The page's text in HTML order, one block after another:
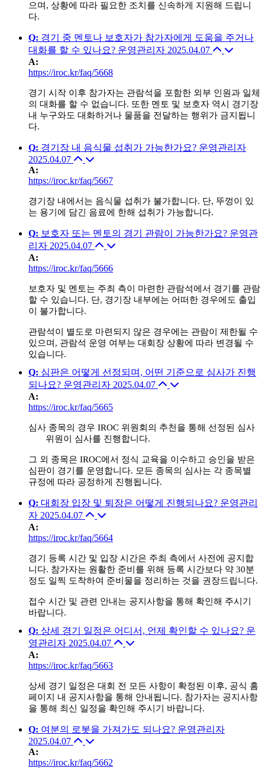
으며, 상황에 따라 필요한 조치를 신속하게 지원해 드립니
다.
Q: 경기 중 멘토나 보호자가 참가자에게 도움을 주거나
대화를 할 수 있나요? 운영관리자 2025.04.07
A:
https://iroc.kr/faq/5668
경기 시작 이후 참가자는 관람석을 포함한 외부 인원과 일체
의 대화를 할 수 없습니다. 또한 멘토 및 보호자 역시 경기장
내 누구와도 대화하거나 물품을 전달하는 행위가 금지됩니
다.
Q: 경기장 내 음식물 섭취가 가능한가요? 운영관리자
2025.04.07
A:
https://iroc.kr/faq/5667
경기장 내에서는 음식물 섭취가 불가합니다. 단, 뚜껑이 있
는 용기에 담긴 음료에 한해 섭취가 가능합니다.
Q: 보호자 또는 멘토의 경기 관람이 가능한가요? 운영관
리자 2025.04.07
A:
https://iroc.kr/faq/5666
보호자 및 멘토는 주최 측이 마련한 관람석에서 경기를 관람
할 수 있습니다. 단, 경기장 내부에는 어떠한 경우에도 출입
이 불가합니다.
관람석이 별도로 마련되지 않은 경우에는 관람이 제한될 수
있으며, 관람석 운영 여부는 대회장 상황에 따라 변경될 수
있습니다.
Q: 심판은 어떻게 선정되며, 어떤 기준으로 심사가 진행
되나요? 운영관리자 2025.04.07
A:
https://iroc.kr/faq/5665
심사 종목의 경우 IROC 위원회의 추천을 통해 선정된 심사
위원이 심사를 진행합니다.
그 외 종목은 IROC에서 정식 교육을 이수하고 승인을 받은
심판이 경기를 운영합니다. 모든 종목의 심사는 각 종목별
규정에 따라 공정하게 진행됩니다.
Q: 대회장 입장 및 퇴장은 어떻게 진행되나요? 운영관리
자 2025.04.07
A:
https://iroc.kr/faq/5664
경기 등록 시간 및 입장 시간은 주최 측에서 사전에 공지합
니다. 참가자는 원활한 준비를 위해 등록 시간보다 약 30분
정도 일찍 도착하여 준비물을 정리하는 것을 권장드립니다.
접수 시간 및 관련 안내는 공지사항을 통해 확인해 주시기
바랍니다.
Q: 상세 경기 일정은 어디서, 언제 확인할 수 있나요? 운
영관리자 2025.04.07
A:
https://iroc.kr/faq/5663
상세 경기 일정은 대회 전 모든 사항이 확정된 이후, 공식 홈
페이지 내 공지사항을 통해 안내됩니다. 참가자는 공지사항
을 통해 최신 일정을 확인해 주시기 바랍니다.
Q: 여분의 로봇을 가져가도 되나요? 운영관리자
2025.04.07
A:
https://iroc.kr/faq/5662